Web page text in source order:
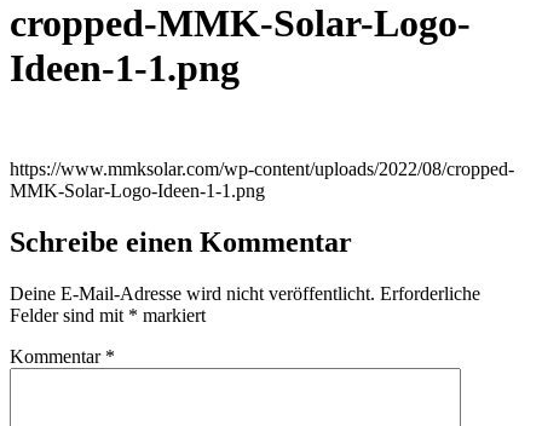
cropped-MMK-Solar-Logo-
Ideen-1-1.png
https://www.mmksolar.com/wp-content/uploads/2022/08/cropped-
MMK-Solar-Logo-Ideen-1-1.png
Schreibe einen Kommentar
Deine E-Mail-Adresse wird nicht veröffentlicht. Erforderliche
Felder sind mit * markiert
Kommentar *